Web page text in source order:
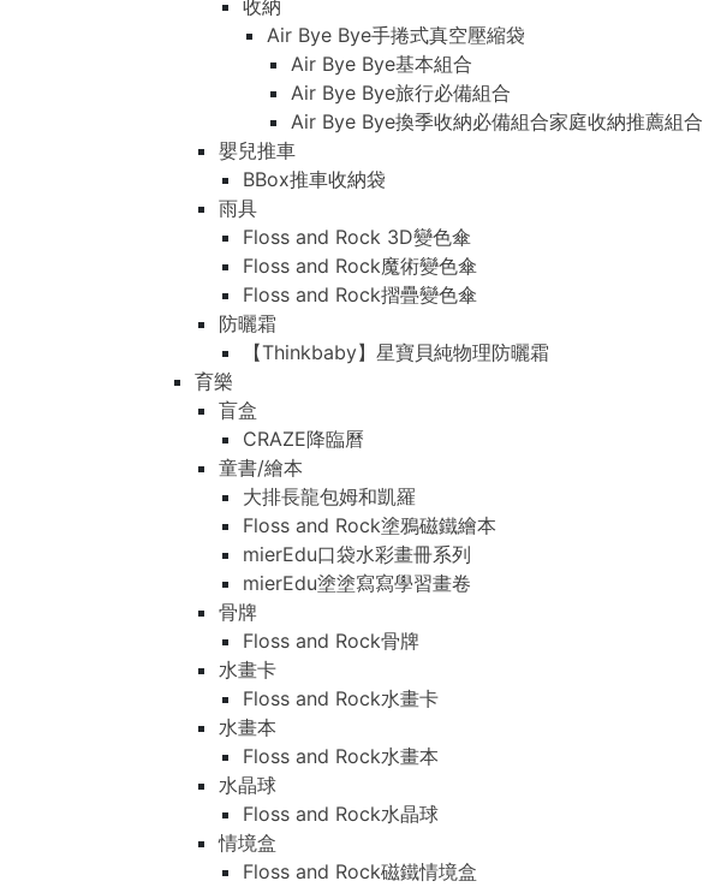
收納
Air Bye Bye手捲式真空壓縮袋
Air Bye Bye基本組合
Air Bye Bye旅行必備組合
Air Bye Bye換季收納必備組合家庭收納推薦組合
嬰兒推車
BBox推車收納袋
雨具
Floss and Rock 3D變色傘
Floss and Rock魔術變色傘
Floss and Rock摺疊變色傘
防曬霜
【Thinkbaby】星寶貝純物理防曬霜
育樂
盲盒
CRAZE降臨曆
童書/繪本
大排長龍包姆和凱羅
Floss and Rock塗鴉磁鐵繪本
mierEdu口袋水彩畫冊系列
mierEdu塗塗寫寫學習畫卷
骨牌
Floss and Rock骨牌
水畫卡
Floss and Rock水畫卡
水畫本
Floss and Rock水畫本
水晶球
Floss and Rock水晶球
情境盒
Floss and Rock磁鐵情境盒